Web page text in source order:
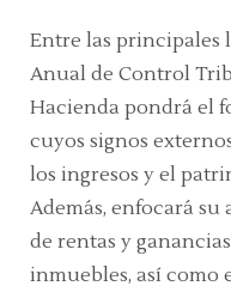
Entre las principales
Anual de Control
Hacienda pondrá el
cuyos signos
los ingresos y el
Además, enfocará
de rentas y
inmuebles, así como